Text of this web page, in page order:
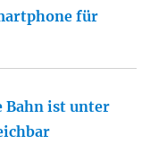
für
Bahn ist unter